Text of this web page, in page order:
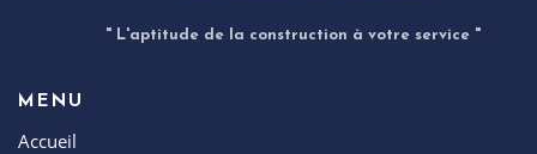
" L'aptitude de la construction à votre service "
MENU
Accueil